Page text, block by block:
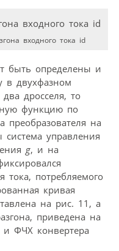
входного тока id
быть определены и
в двухфазном
дросселя, то
функцию по
преобразователя на
управления
g, и на
тока, потребляемого
кривая
на рис. 11, а
приведена на
ФЧХ конвертера